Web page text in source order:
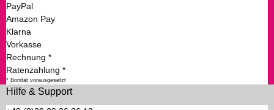
PayPal
Amazon Pay
Klarna
Vorkasse
Rechnung *
Ratenzahlung *
* Bonität vorausgesetzt
Hilfe & Support